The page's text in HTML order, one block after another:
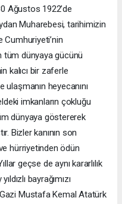
Ağustos 1922’de
Muharebesi, tarihimizin
Cumhuriyeti’nin
tüm dünyaya gücünü
kalıcı bir zaferle
ulaşmanın heyecanını
imkanların çokluğu
dünyaya göstererek
Bizler kanının son
hürriyetinden ödün
geçse de aynı kararlılık
bayrağımızı
Mustafa Kemal Atatürk